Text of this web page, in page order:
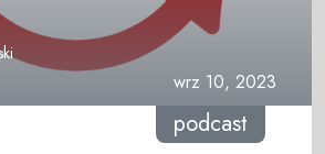
wrz 10, 2023
podcast